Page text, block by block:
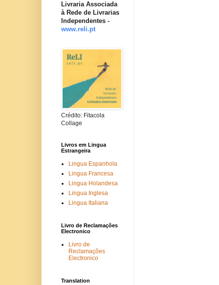
Livraria Associada
à Rede de Livrarias
Independentes -
www.reli.pt
Crédito: Fitacola
Collage
Livros em Lingua
Estrangeira
Lingua Espanhola
Lingua Francesa
Lingua Holandesa
Lingua Inglesa
Lingua Italiana
Livro de Reclamações
Electronico
Livro de
Reclamações
Electronico
Translation